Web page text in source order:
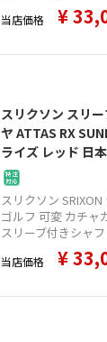
当店価格 ¥
スリクソン スリ
ヤ ATTAS RX
ライズ レッド 日
5／Z785／Z765
5)
スリクソン
ゴルフ 可変 カチャ
スリーブ付きシャ
当店価格 ¥